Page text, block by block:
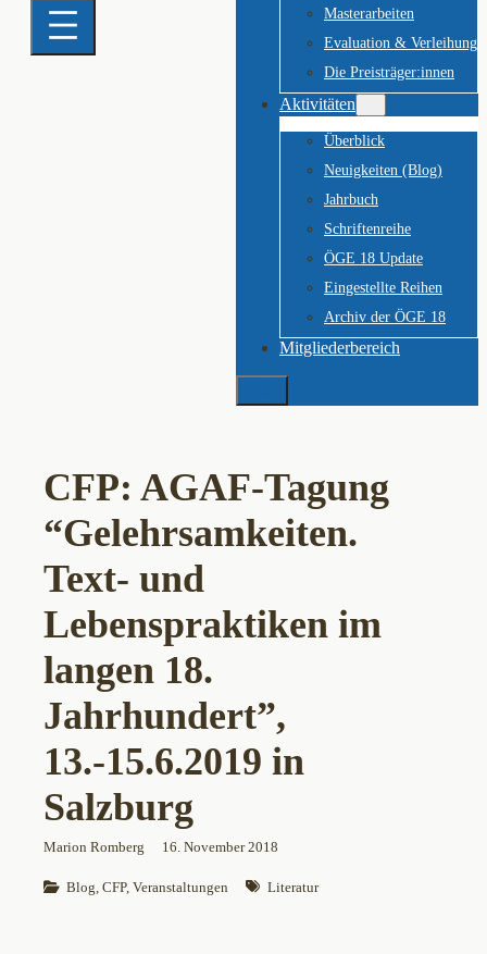
Masterarbeiten
Evaluation & Verleihung
Die Preisträger:innen
Aktivitäten
Überblick
Neuigkeiten (Blog)
Jahrbuch
Schriftenreihe
ÖGE 18 Update
Eingestellte Reihen
Archiv der ÖGE 18
Mitgliederbereich
Suchen
CFP: AGAF-Tagung
“Gelehrsamkeiten.
Text- und
Lebenspraktiken im
langen 18.
Jahrhundert”,
13.-15.6.2019 in
Salzburg
Marion Romberg 16. November 2018
Blog, CFP, Veranstaltungen Literatur